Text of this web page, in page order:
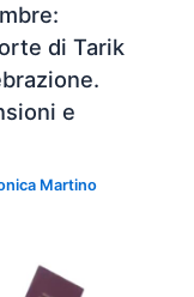
di Tarik
e
Martino